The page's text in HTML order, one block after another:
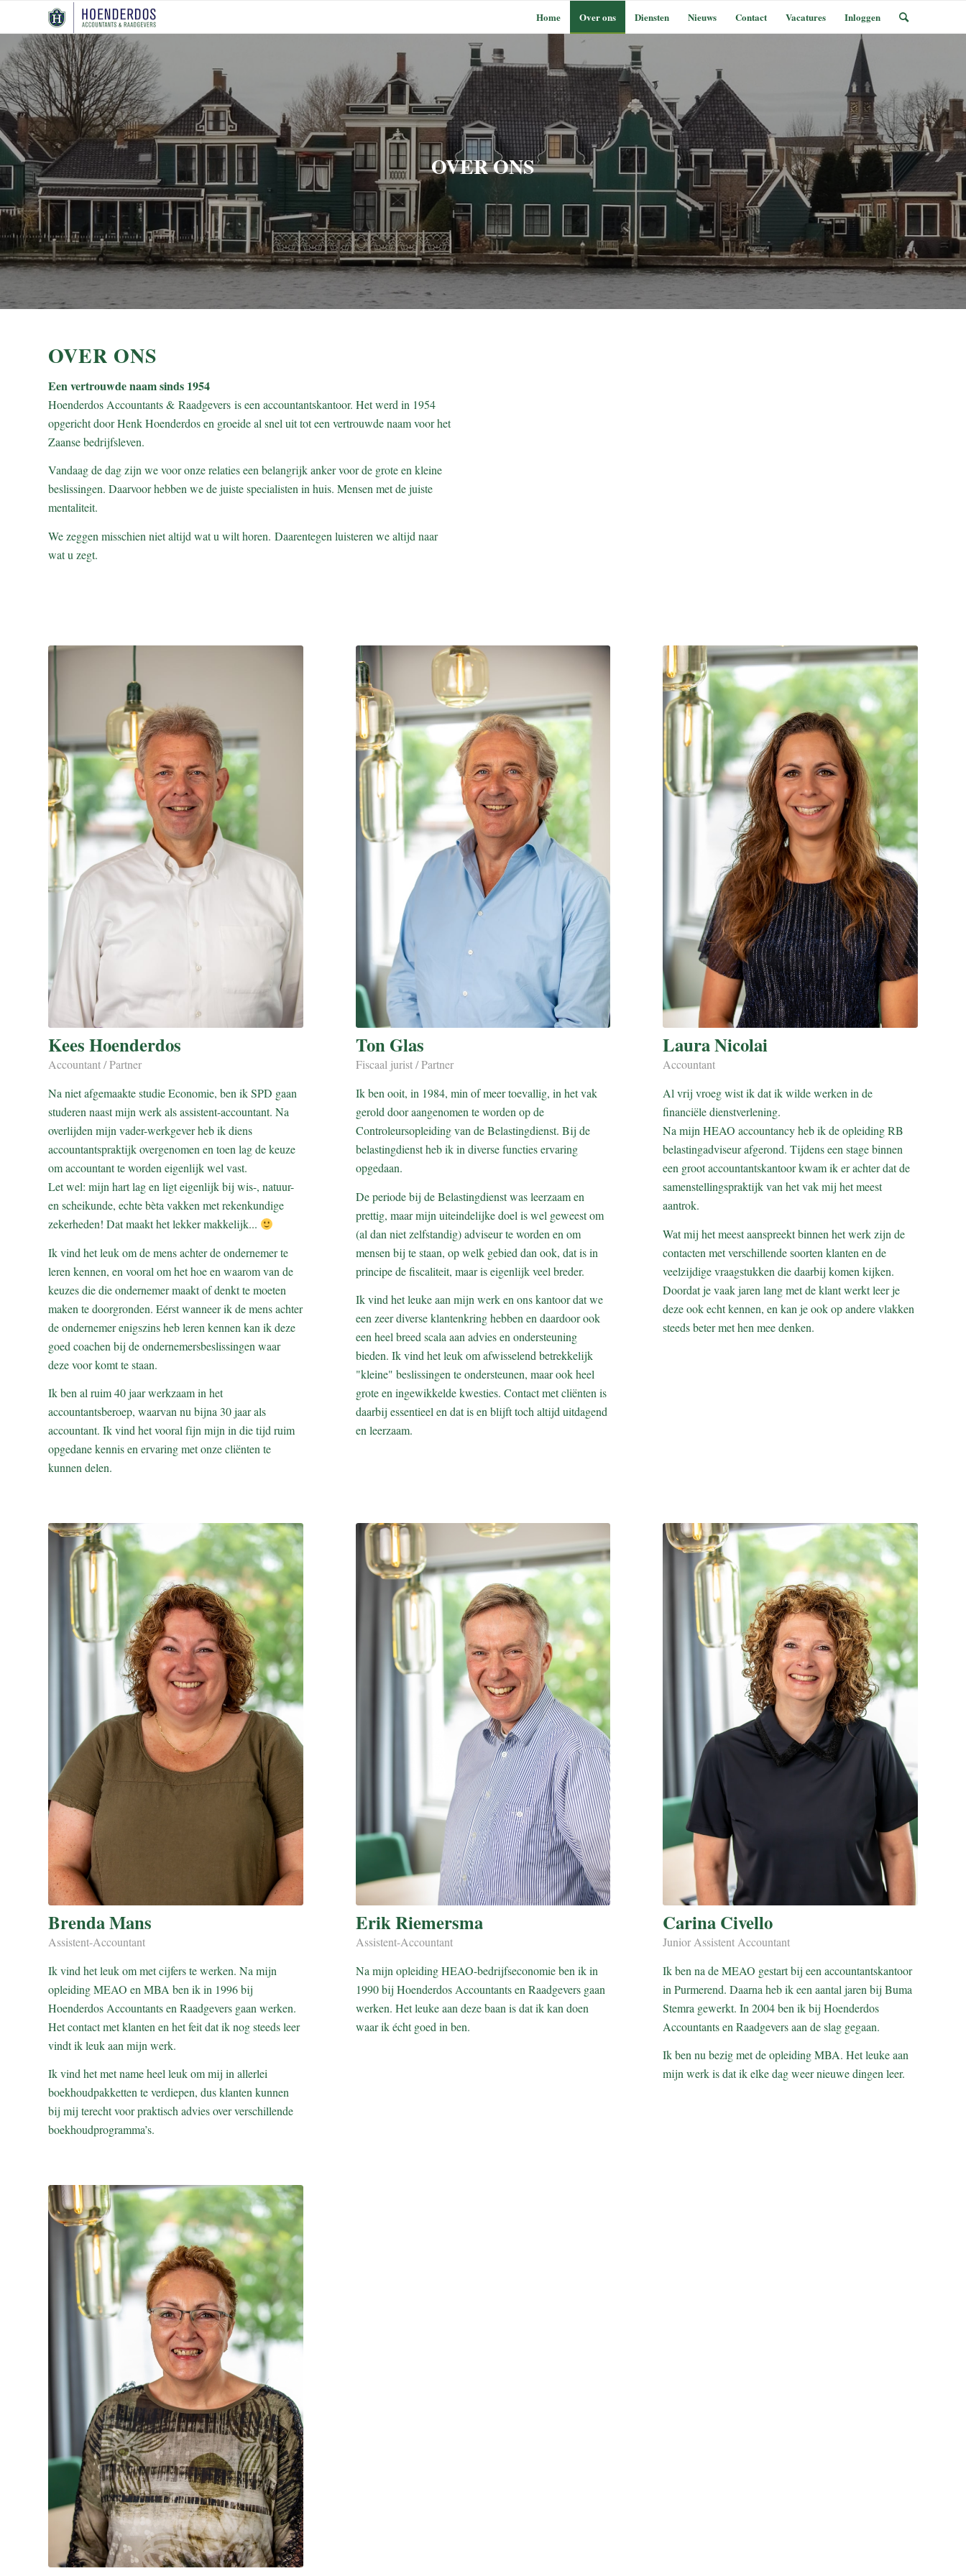
Home Over ons Diensten Nieuws Contact Vacatures Inloggen
OVER ONS
OVER ONS
Een vertrouwde naam sinds 1954
Hoenderdos Accountants & Raadgevers is een accountantskantoor. Het werd in 1954
opgericht door Henk Hoenderdos en groeide al snel uit tot een vertrouwde naam voor het
Zaanse bedrijfsleven.
Vandaag de dag zijn we voor onze relaties een belangrijk anker voor de grote en kleine
beslissingen. Daarvoor hebben we de juiste specialisten in huis. Mensen met de juiste
mentaliteit.
We zeggen misschien niet altijd wat u wilt horen. Daarentegen luisteren we altijd naar
wat u zegt.
Kees Hoenderdos
Accountant / Partner
Na niet afgemaakte studie Economie, ben ik SPD gaan
studeren naast mijn werk als assistent-accountant. Na
overlijden mijn vader-werkgever heb ik diens
accountantspraktijk overgenomen en toen lag de keuze
om accountant te worden eigenlijk wel vast.
Let wel: mijn hart lag en ligt eigenlijk bij wis-, natuur-
en scheikunde, echte bèta vakken met rekenkundige
zekerheden! Dat maakt het lekker makkelijk...
Ik vind het leuk om de mens achter de ondernemer te
leren kennen, en vooral om het hoe en waarom van de
keuzes die die ondernemer maakt of denkt te moeten
maken te doorgronden. Eérst wanneer ik de mens achter
de ondernemer enigszins heb leren kennen kan ik deze
goed coachen bij de ondernemersbeslissingen waar
deze voor komt te staan.
Ik ben al ruim 40 jaar werkzaam in het
accountantsberoep, waarvan nu bijna 30 jaar als
accountant. Ik vind het vooral fijn mijn in die tijd ruim
opgedane kennis en ervaring met onze cliënten te
kunnen delen.
Ton Glas
Fiscaal jurist / Partner
Ik ben ooit, in 1984, min of meer toevallig, in het vak
gerold door aangenomen te worden op de
Controleursopleiding van de Belastingdienst. Bij de
belastingdienst heb ik in diverse functies ervaring
opgedaan.
De periode bij de Belastingdienst was leerzaam en
prettig, maar mijn uiteindelijke doel is wel geweest om
(al dan niet zelfstandig) adviseur te worden en om
mensen bij te staan, op welk gebied dan ook, dat is in
principe de fiscaliteit, maar is eigenlijk veel breder.
Ik vind het leuke aan mijn werk en ons kantoor dat we
een zeer diverse klantenkring hebben en daardoor ook
een heel breed scala aan advies en ondersteuning
bieden. Ik vind het leuk om afwisselend betrekkelijk
"kleine" beslissingen te ondersteunen, maar ook heel
grote en ingewikkelde kwesties. Contact met cliënten is
daarbij essentieel en dat is en blijft toch altijd uitdagend
en leerzaam.
Laura Nicolai
Accountant
Al vrij vroeg wist ik dat ik wilde werken in de
financiële dienstverlening.
Na mijn HEAO accountancy heb ik de opleiding RB
belastingadviseur afgerond. Tijdens een stage binnen
een groot accountantskantoor kwam ik er achter dat de
samenstellingspraktijk van het vak mij het meest
aantrok.
Wat mij het meest aanspreekt binnen het werk zijn de
contacten met verschillende soorten klanten en de
veelzijdige vraagstukken die daarbij komen kijken.
Doordat je vaak jaren lang met de klant werkt leer je
deze ook echt kennen, en kan je ook op andere vlakken
steeds beter met hen mee denken.
Brenda Mans
Assistent-Accountant
Ik vind het leuk om met cijfers te werken. Na mijn
opleiding MEAO en MBA ben ik in 1996 bij
Hoenderdos Accountants en Raadgevers gaan werken.
Het contact met klanten en het feit dat ik nog steeds leer
vindt ik leuk aan mijn werk.
Ik vind het met name heel leuk om mij in allerlei
boekhoudpakketten te verdiepen, dus klanten kunnen
bij mij terecht voor praktisch advies over verschillende
boekhoudprogramma’s.
Erik Riemersma
Assistent-Accountant
Na mijn opleiding HEAO-bedrijfseconomie ben ik in
1990 bij Hoenderdos Accountants en Raadgevers gaan
werken. Het leuke aan deze baan is dat ik kan doen
waar ik écht goed in ben.
Carina Civello
Junior Assistent Accountant
Ik ben na de MEAO gestart bij een accountantskantoor
in Purmerend. Daarna heb ik een aantal jaren bij Buma
Stemra gewerkt. In 2004 ben ik bij Hoenderdos
Accountants en Raadgevers aan de slag gegaan.
Ik ben nu bezig met de opleiding MBA. Het leuke aan
mijn werk is dat ik elke dag weer nieuwe dingen leer.